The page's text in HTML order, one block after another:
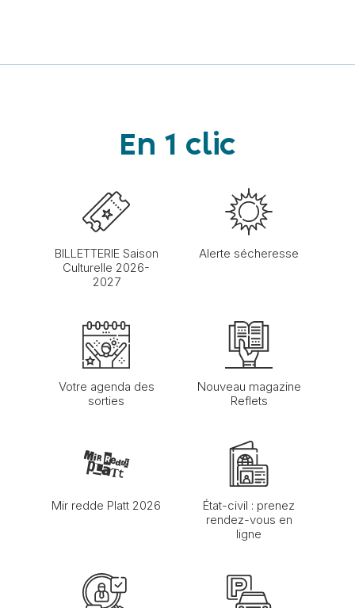
En 1 clic
BILLETTERIE Saison
Culturelle 2026-
2027
Alerte sécheresse
Votre agenda des
sorties
Nouveau magazine
Reflets
Mir redde Platt 2026
État-civil : prenez
rendez-vous en
ligne